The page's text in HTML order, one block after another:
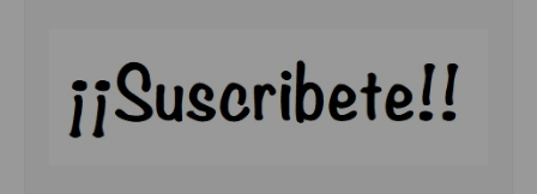
Cocina Belga
Cocina Britanica